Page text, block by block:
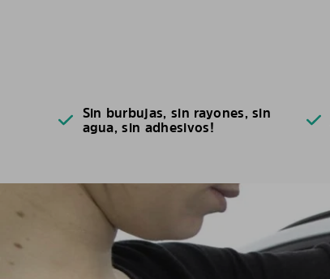
Sin burbujas, sin rayones, sin
agua, sin adhesivos!